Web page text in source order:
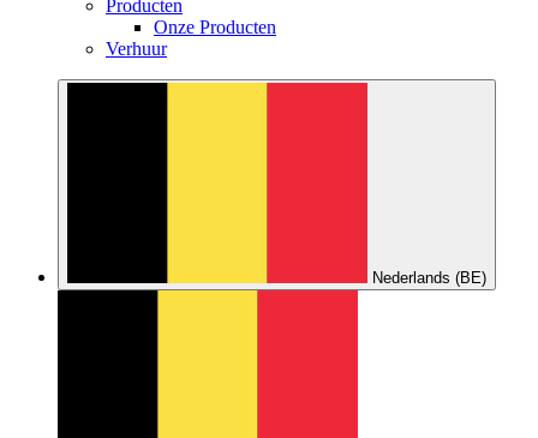
Producten
Onze Producten
Verhuur
Nederlands (BE)